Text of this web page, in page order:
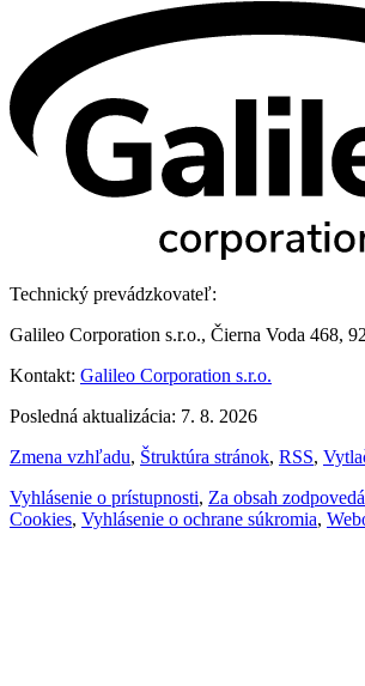
Technický prevádzkovateľ:
Galileo Corporation s.r.o., Čierna Voda 468,
Kontakt: Galileo Corporation s.r.o.
Posledná aktualizácia: 7. 8. 2026
Zmena vzhľadu, Štruktúra stránok, RSS,
Vyhlásenie o prístupnosti, Za obsah
Cookies, Vyhlásenie o ochrane súkromia,